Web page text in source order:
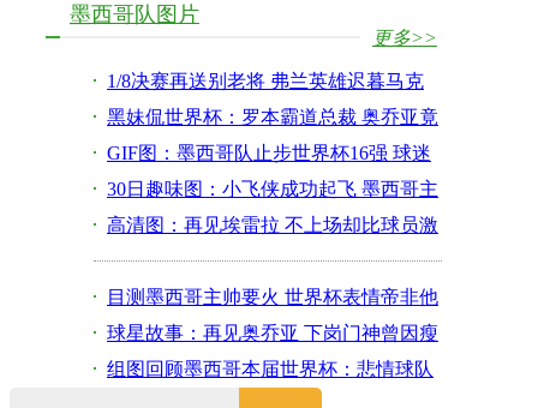
墨西哥队图片
更多>>
1/8决赛再送别老将 弗兰英雄迟暮马克
斯终留憾
黑妹侃世界杯：罗本霸道总裁 奥乔亚竟
像中国人
GIF图：墨西哥队止步世界杯16强 球迷
哭成一团
30日趣味图：小飞侠成功起飞 墨西哥主
帅表情帝
高清图：再见埃雷拉 不上场却比球员激
动的教头
目测墨西哥主帅要火 世界杯表情帝非他
莫属(图)
球星故事：再见奥乔亚 下岗门神曾因瘦
肉精受辱
组图回顾墨西哥本届世界杯：悲情球队